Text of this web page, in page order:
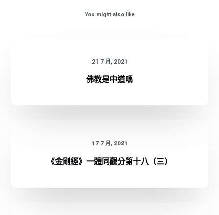
You might also like
21 7 月, 2021
佛教是中道嗎
17 7 月, 2021
《金剛經》一體同觀分第十八（三）